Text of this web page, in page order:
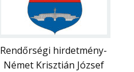
Rendőrségi hirdetmény-
Német Krisztián József